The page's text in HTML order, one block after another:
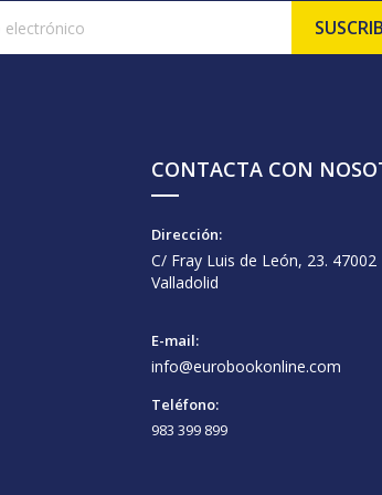
CONTACTA CON
Dirección:
C/ Fray Luis de León, 23. 47002
Valladolid
E-mail:
info@eurobookonline.com
Teléfono:
983 399 899